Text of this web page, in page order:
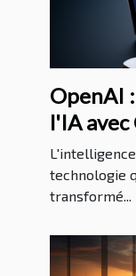
OpenAI
l'IA avec
technologie
transformé...